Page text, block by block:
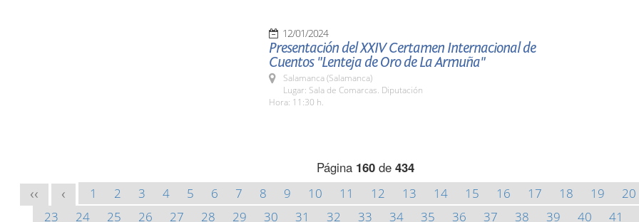
12/01/2024
Presentación del XXIV Certamen Internacional de
Cuentos "Lenteja de Oro de La Armuña"
Salamanca (Salamanca)
Lugar: Sala de Comarcas. Diputación
Hora: 11:30 h.
Página 160de 434
<< < 1 2 3 4 5 6 7 8 9 10 11 12 13 14 15 16 17 18 19
20
23
24 25 26 27 28 29 30 31 32 33 34 35 36 37 38 39 40 41